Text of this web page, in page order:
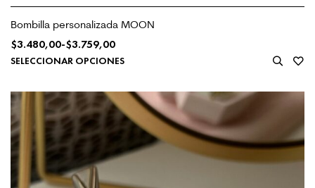
Bombilla personalizada MOON
$3.480,00-$3.759,00
SELECCIONAR OPCIONES